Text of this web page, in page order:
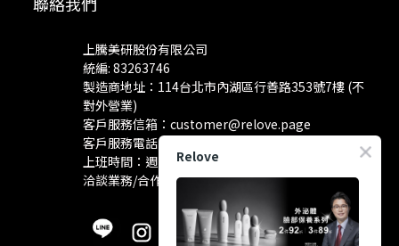
上騰美研股份有限公司
統編: 83263746
製造商地址：114台北市內湖區行善路353號7樓 (不
對外營業)
客戶服務信箱： customer@relove.page
客戶服務電話：
上班時間：週一至週五 10:30~18:30
洽談業務/合作資訊：pr@relove.page
Relove